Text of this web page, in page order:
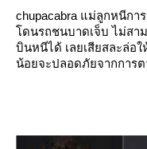
chupacabra แม่ลูกหนีก
ดนรถชนบาดเจ็บ ไม่สา
บินหนีได้ เลยเสียสละล่อ
น้อยจะปลอดภัยจากการต